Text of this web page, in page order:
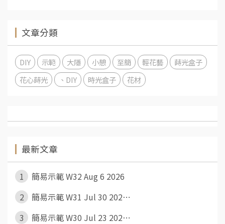
文章分類
DIY 示範 大隱 小憩 至簡 輕花藝
蒔光盒子
花心蒔光
、DIY 時光盒子 花材
最新文章
1
簡易示範 W32 Aug 6 2026
2
簡易示範 W31 Jul 30 202⋯
3
簡易示範 W30 Jul 23 202⋯